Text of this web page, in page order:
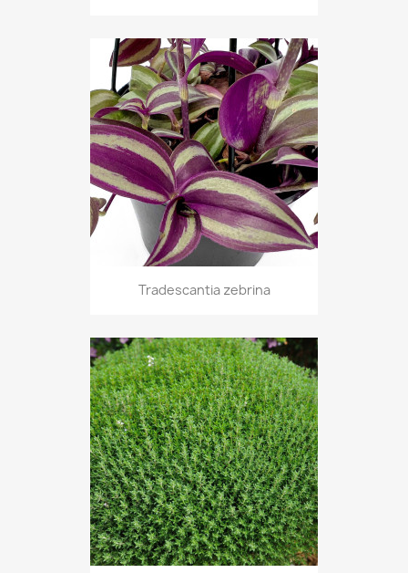
Tradescantia zebrina